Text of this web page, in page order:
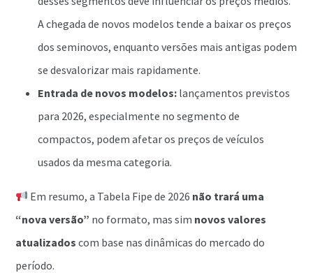
A chegada de novos modelos tende a baixar os preços
dos seminovos, enquanto versões mais antigas podem
se desvalorizar mais rapidamente.
Entrada de novos modelos: lançamentos previstos
para 2026, especialmente no segmento de
compactos, podem afetar os preços de veículos
usados da mesma categoria.
Em resumo, a Tabela Fipe de 2026 não trará uma
“nova versão” no formato, mas sim novos valores
atualizados com base nas dinâmicas do mercado do
período.